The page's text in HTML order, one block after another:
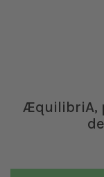
ÆquilibriA,